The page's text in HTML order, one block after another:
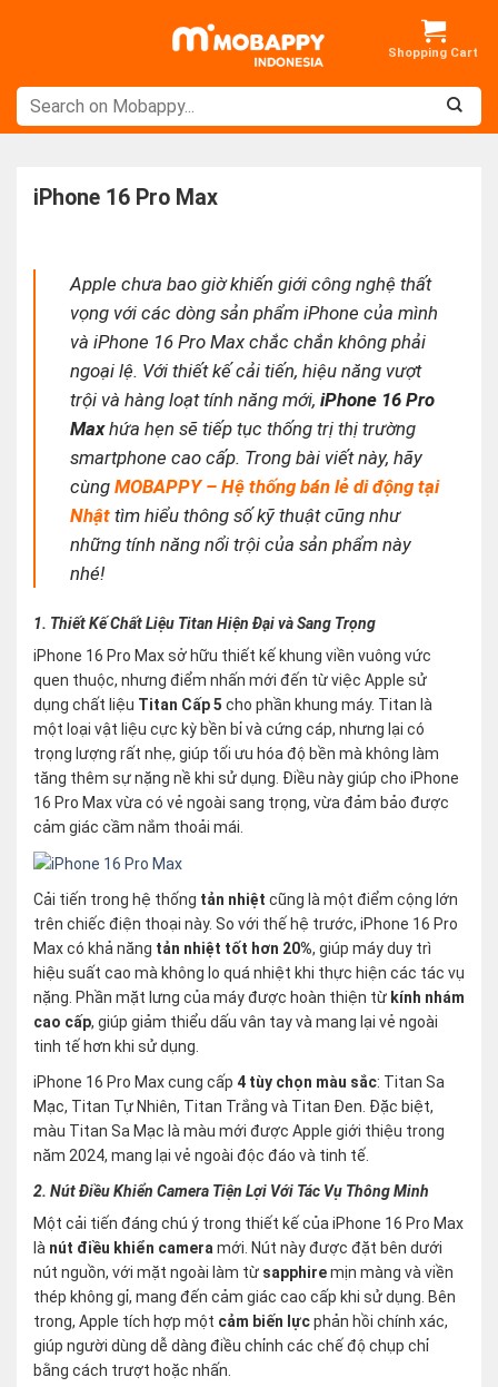
iPhone 16 Pro Max
Apple chưa bao giờ khiến giới công nghệ thất
vọng với các dòng sản phẩm iPhone của mình
và iPhone 16 Pro Max chắc chắn không phải
ngoại lệ. Với thiết kế cải tiến, hiệu năng vượt
trội và hàng loạt tính năng mới,iPhone 16 Pro
Maxhứa hẹn sẽ tiếp tục thống trị thị trường
smartphone cao cấp. Trong bài viết này, hãy
cùngMOBAPPY – Hệ thống bán lẻ di động tại
Nhật tìm hiểu thông số kỹ thuật cũng như
những tính năng nổi trội của sản phẩm này
nhé!
1. Thiết Kế Chất Liệu Titan Hiện Đại và Sang Trọng
iPhone 16 Pro Max sở hữu thiết kế khung viền vuông vức
quen thuộc, nhưng điểm nhấn mới đến từ việc Apple sử
dụng chất liệu Titan Cấp 5 cho phần khung máy. Titan là
một loại vật liệu cực kỳ bền bỉ và cứng cáp, nhưng lại có
trọng lượng rất nhẹ, giúp tối ưu hóa độ bền mà không làm
tăng thêm sự nặng nề khi sử dụng. Điều này giúp cho iPhone
16 Pro Max vừa có vẻ ngoài sang trọng, vừa đảm bảo được
cảm giác cầm nắm thoải mái.
Cải tiến trong hệ thống tản nhiệt cũng là một điểm cộng lớn
trên chiếc điện thoại này. So với thế hệ trước, iPhone 16 Pro
Max có khả năng tản nhiệt tốt hơn 20%, giúp máy duy trì
hiệu suất cao mà không lo quá nhiệt khi thực hiện các tác vụ
nặng. Phần mặt lưng của máy được hoàn thiện từ kính nhám
cao cấp, giúp giảm thiểu dấu vân tay và mang lại vẻ ngoài
tinh tế hơn khi sử dụng.
iPhone 16 Pro Max cung cấp 4 tùy chọn màu sắc: Titan Sa
Mạc, Titan Tự Nhiên, Titan Trắng và Titan Đen. Đặc biệt,
màu Titan Sa Mạc là màu mới được Apple giới thiệu trong
năm 2024, mang lại vẻ ngoài độc đáo và tinh tế.
2. Nút Điều Khiển Camera Tiện Lợi Với Tác Vụ Thông Minh
Một cải tiến đáng chú ý trong thiết kế của iPhone 16 Pro Max
là nút điều khiển camera mới. Nút này được đặt bên dưới
nút nguồn, với mặt ngoài làm từ sapphiremịn màng và viền
thép không gỉ, mang đến cảm giác cao cấp khi sử dụng. Bên
trong, Apple tích hợp một cảm biến lựcphản hồi chính xác,
giúp người dùng dễ dàng điều chỉnh các chế độ chụp chỉ
bằng cách trượt hoặc nhấn.